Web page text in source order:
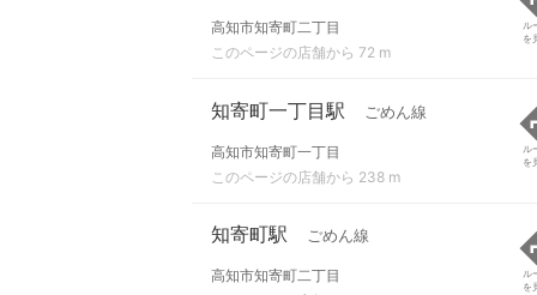
高知市知寄町二丁目
このページの店舗から 72 m
ル
を
知寄町一丁目駅 ごめん線
高知市知寄町一丁目
このページの店舗から 238 m
ル
を
知寄町駅 ごめん線
高知市知寄町二丁目
ル
を